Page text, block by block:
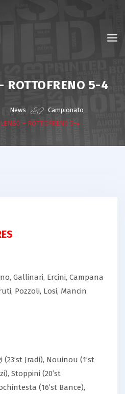
ROTTOFRENO 5-4
News > Campionato
– ROTTOFRENO 5-4
Gallinari, Ercini, Campana
Pozzoli, Losi, Mancin
Jradi), Nouinou (1’st
Stoppini (20’st
(16’st Bance),